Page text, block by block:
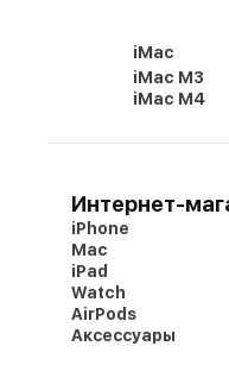
iMac
iMac M3
iMac M4
Интернет-
iPhone
Mac
iPad
Watch
AirPods
Аксессуары